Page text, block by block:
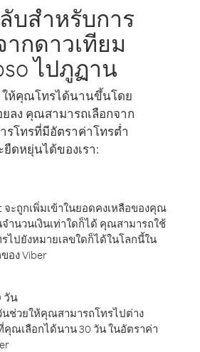
บสำหรับการ
ากดาวเทียม
ไปภูฏาน
ให้คุณโทรได้นานขึ้นโดย
ยลง คุณสามารถเลือกจาก
รโทรที่มีอัตราค่าโทรต่ำ
ยืดหยุ่นได้ของเรา:
จะถูกเพิ่มเข้าในยอดคงเหลือของคุณ
ำนวนเงินเท่าใดก็ได้ คุณสามารถใช้
ไปยังหมายเลขใดก็ได้ในโลกนี้ใน
อง Viber
วัน
นช่วยให้คุณสามารถโทรไปต่าง
คุณเลือกได้นาน 30 วัน ในอัตราค่า